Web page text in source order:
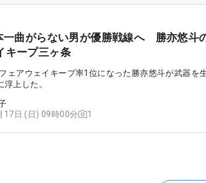
一曲がらない男が優勝戦線へ 勝亦悠斗
キープ三ヶ条
ェアウェイキープ率1位になった勝亦悠斗が武器を
浮上した。
17日 (日) 09時00分
1